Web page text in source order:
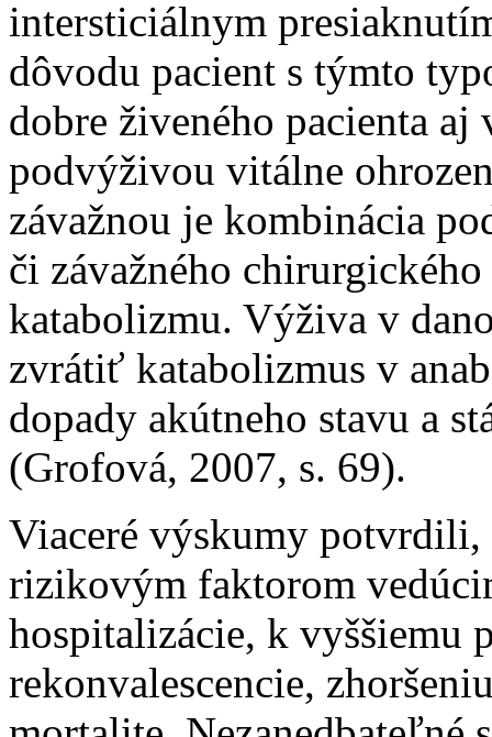
intersticiálnym
dôvodu pacient s týmto
dobre živeného pacienta
podvýživou vitálne
závažnou je kombinácia
či závažného
katabolizmu. Výživa v
zvrátiť katabolizmus v
dopady akútneho stavu a
(Grofová, 2007, s. 69).
Viaceré výskumy
rizikovým faktorom
hospitalizácie, k vyššiemu
rekonvalescencie,